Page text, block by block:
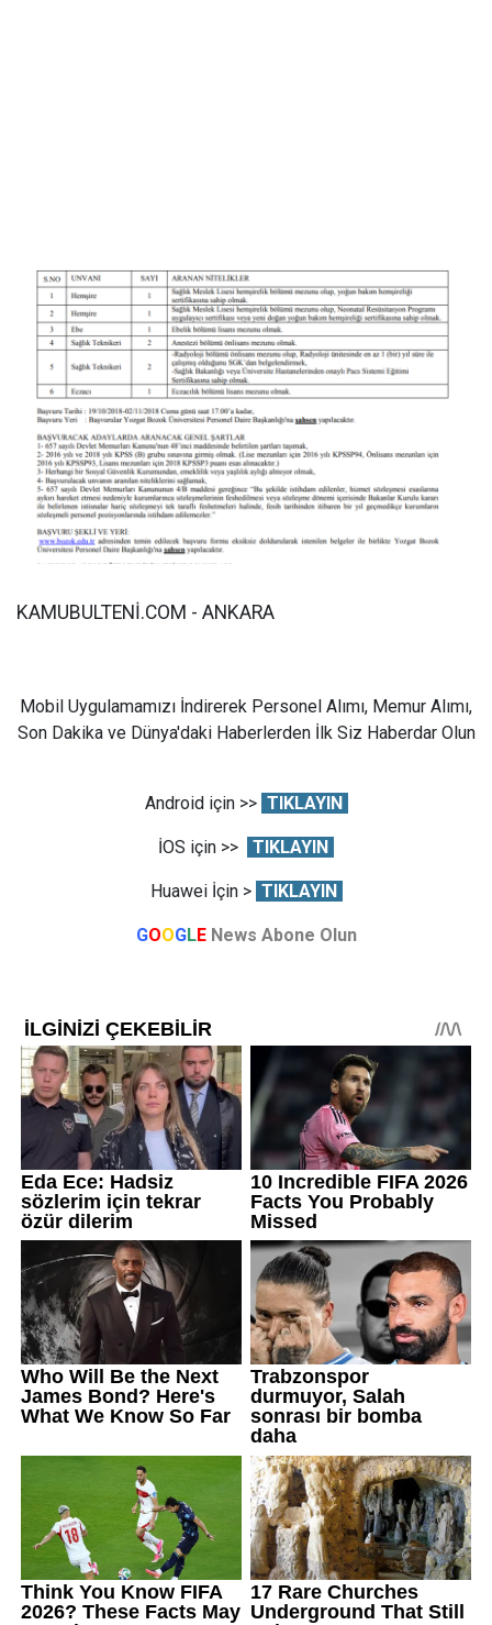
KAMUBULTENİ.COM - ANKARA
Mobil Uygulamamızı İndirerek Personel Alımı, Memur Alımı,
Son Dakika ve Dünya'daki Haberlerden İlk Siz Haberdar Olun
Android için >> TIKLAYIN
İOS için >> TIKLAYIN
Huawei İçin > TIKLAYIN
GOOGLE News Abone Olun